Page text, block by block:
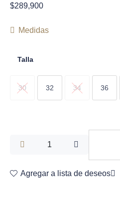
$289,900
Medidas
Talla
30 32 34 36
Agregar a lista de deseos